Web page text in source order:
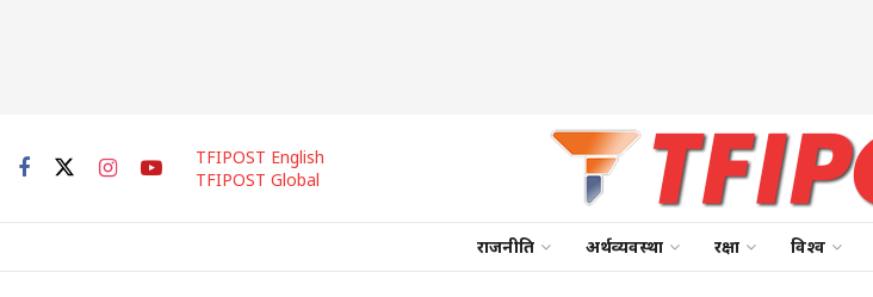
TFIPOST English
TFIPOST Global
राजनीति अर्थव्यवस्था रक्षा विश्व